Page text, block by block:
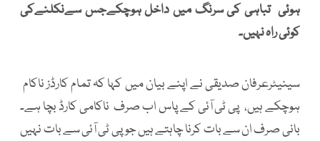
ہوئی تباہی کی سرنگ میں داخل ہوچکےجس سےنکلنےکی
کوئی راہ نہیں۔
سینیٹرعرفان صدیقی نے اپنے بیان میں کہا کہ تمام کارڈز ناکام
ہوچکے ہیں، پی ٹی آئی کے پاس اب صرف ناکامی کارڈ بچا ہے۔
بانی صرف ان سے بات کرنا چاہتے ہیں جوپی ٹی آئی سے بات نہیں